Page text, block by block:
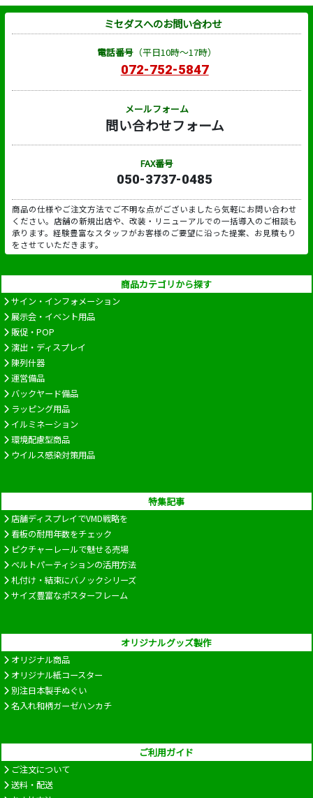
ミセダスへのお問い合わせ
電話番号（平日10時～17時）
072-752-5847
メールフォーム
問い合わせフォーム
FAX番号
050-3737-0485
商品の仕様やご注文方法でご不明な点がございましたら気軽にお問い合わせ
ください。店舗の新規出店や、改装・リニューアルでの一括導入のご相談も
承ります。経験豊富なスタッフがお客様のご要望に沿った提案、お見積もり
をさせていただきます。
商品カテゴリから探す
サイン・インフォメーション
展示会・イベント用品
販促・POP
演出・ディスプレイ
陳列什器
運営備品
バックヤード備品
ラッピング用品
イルミネーション
環境配慮型商品
ウイルス感染対策用品
特集記事
店舗ディスプレイでVMD戦略を
看板の耐用年数をチェック
ピクチャーレールで魅せる売場
ベルトパーティションの活用方法
札付け・結束にバノックシリーズ
サイズ豊富なポスターフレーム
オリジナルグッズ製作
オリジナル商品
オリジナル紙コースター
別注日本製手ぬぐい
名入れ和柄ガーゼハンカチ
ご利用ガイド
ご注文について
送料・配送